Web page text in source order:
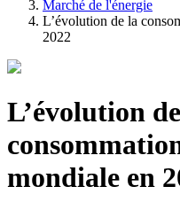
Marché de l'énergie
L’évolution de la
2022
L’évolution
mondiale en